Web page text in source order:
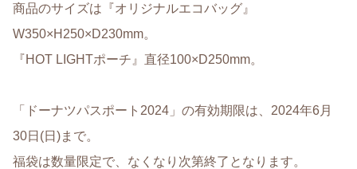
商品のサイズは『オリジナルエコバッグ』
W350×H250×D230mm。
『HOT LIGHTポーチ』直径100×D250mm。
「ドーナツパスポート2024」の有効期限は、2024年6月
30日(日)まで。
福袋は数量限定で、なくなり次第終了となります。